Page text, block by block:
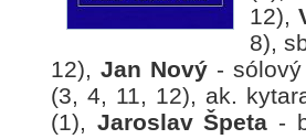
12),
8),
12),Jan Nový -
(3, 4, 11, 12), ak.
(1), Jaroslav Špeta -